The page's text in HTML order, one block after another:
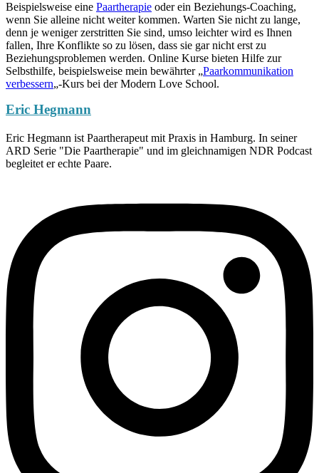
Beispielsweise eine Paartherapie oder ein Beziehungs-Coaching,
wenn Sie alleine nicht weiter kommen. Warten Sie nicht zu lange,
denn je weniger zerstritten Sie sind, umso leichter wird es Ihnen
fallen, Ihre Konflikte so zu lösen, dass sie gar nicht erst zu
Beziehungsproblemen werden. Online Kurse bieten Hilfe zur
Selbsthilfe, beispielsweise mein bewährter „Paarkommunikation
verbessern„-Kurs bei der Modern Love School.
Eric Hegmann
Eric Hegmann ist Paartherapeut mit Praxis in Hamburg. In seiner
ARD Serie "Die Paartherapie" und im gleichnamigen NDR Podcast
begleitet er echte Paare.